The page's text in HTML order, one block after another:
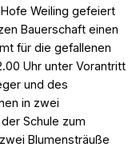
Weiling gefeiert
Bauerschaft einen
für die gefallenen
Uhr unter Vorantritt
und des
in zwei
Schule zum
Blumensträuße